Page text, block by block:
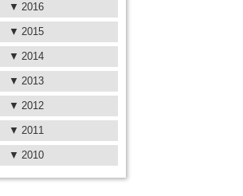
2016
2015
2014
2013
2012
2011
2010